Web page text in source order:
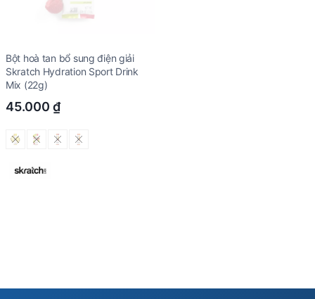
Bột hoà tan bổ sung điện giải
Skratch Hydration Sport Drink
Mix (22g)
45.000 ₫